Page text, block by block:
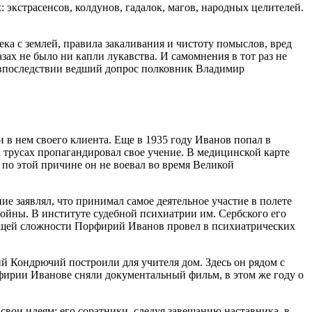
колдунов, гадалок, магов, народных целителей.
с землей, правила закаливания и чистоту помыслов, вред
не было ни капли лукавства. И самомнения в тот раз не
ведший допрос полковник Владимир
в нем своего клиента. Еще в 1935 году Иванов попал в
пропагандировал свое учение. В медицинской карте
этой причине он не воевал во время Великой
что принимал самое деятельное участие в полете
В институте судебной психиатрии им. Сербского его
сложности Порфирий Иванов провел в психиатрических
Кондрючий построили для учителя дом. Здесь он рядом с
Иванове сняли документальный фильм, в этом же году о